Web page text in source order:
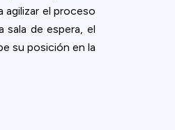
agilizar el proceso
sala de espera, el
su posición en la